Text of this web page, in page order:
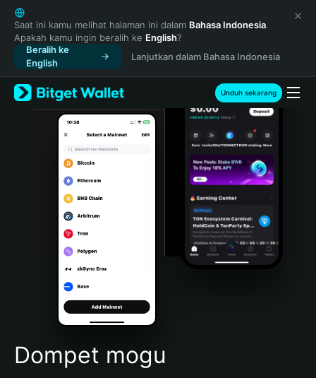
English
日本語
Tiếng Việt
Русский
Español (Latinoamérica)
Türkçe
Italiano
Português (Portugal)
Bahasa Indonesia
Português (Brasil)
Español (Argentina)
Saat ini kamu melihat halaman ini dalam Bahasa Indonesia.
Apakah kamu ingin beralih ke English?
Beralih ke
English
Lanjutkan dalam Bahasa Indonesia
Unduh sekarang
Dompet mogu